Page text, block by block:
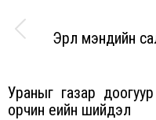
navigation
Эрүүл мэндийн
Ураныг газар
орчин үеийн шийдэл